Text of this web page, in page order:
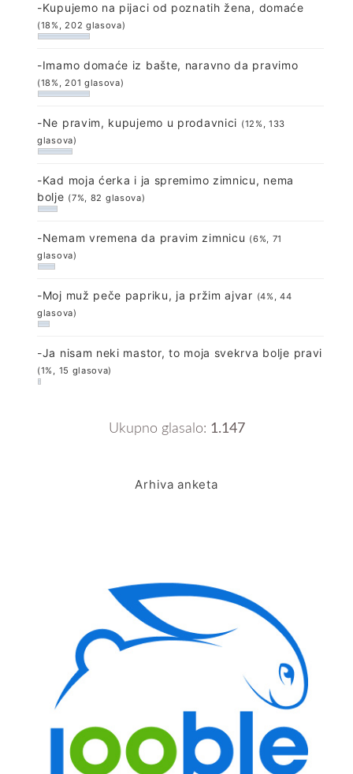
-Kupujemo na pijaci od poznatih žena, domaće
(18%, 202 glasova)
-Imamo domaće iz bašte, naravno da pravimo
(18%, 201 glasova)
-Ne pravim, kupujemo u prodavnici (12%, 133
glasova)
-Kad moja ćerka i ja spremimo zimnicu, nema
bolje (7%, 82 glasova)
-Nemam vremena da pravim zimnicu (6%, 71
glasova)
-Moj muž peče papriku, ja pržim ajvar (4%, 44
glasova)
-Ja nisam neki mastor, to moja svekrva bolje pravi
(1%, 15 glasova)
Ukupno glasalo: 1.147
Arhiva anketa